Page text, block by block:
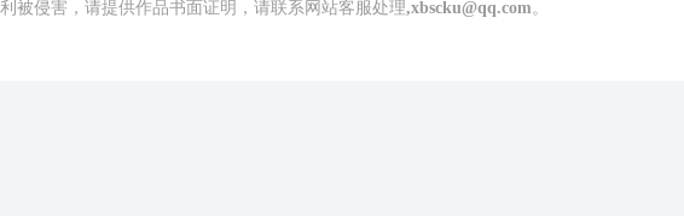
被侵害，请提供作品书面证明，请联系网站客服处理,xbscku@qq.com。